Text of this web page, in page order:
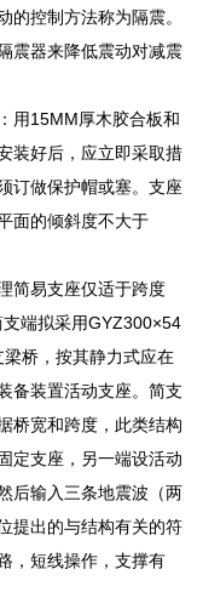
的控制方法称为隔震。
震器来降低震动对减震
用15MM厚木胶合板和
装好后，应立即采取措
订做保护帽或塞。支座
面的倾斜度不大于
简易支座仅适于跨度
端拟采用GYZ300×54
桥，按其静力式应在
备装置活动支座。简支
桥宽和跨度，此类结构
定支座，另一端设活动
后输入三条地震波（两
提出的与结构有关的符
，短线操作，支撑有